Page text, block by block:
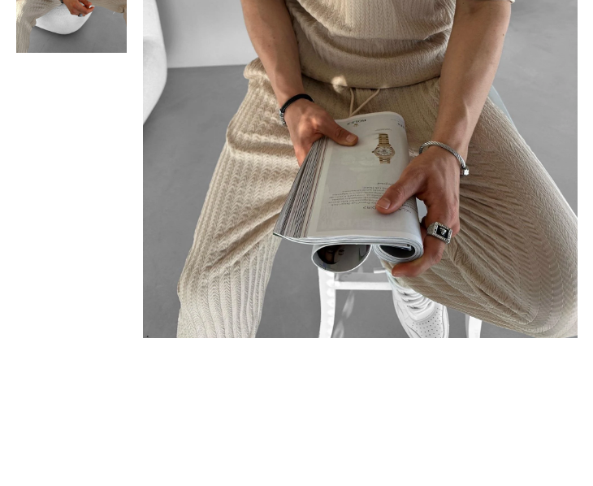
Bisiklet Yaka T-Shirt
Pamuklu T-Shirt
Spor Atleti
Sweatshirt
Hoodie / Kapüşonlu
Hırka
Kazak
Baggy Şort
Keten Şort
Kargo Şort
İKİLİ TAKIM
Gömlek Pantolon Takım
Ceket Pantolon Takım
Eşofman Takımı